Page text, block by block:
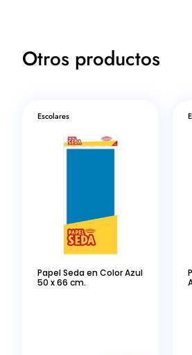
Otros productos
Escolares
Papel Seda en Color Azul
50 x 66 cm.